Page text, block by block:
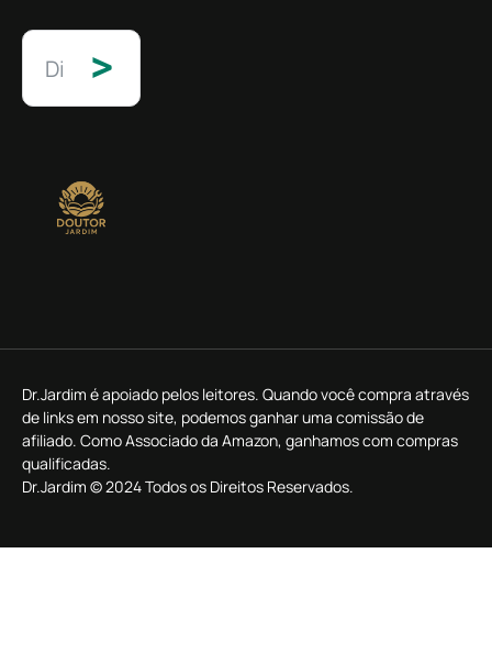
>
Dr.Jardim é apoiado pelos leitores. Quando você compra através
de links em nosso site, podemos ganhar uma comissão de
afiliado. Como Associado da Amazon, ganhamos com compras
qualificadas.
Dr.Jardim © 2024 Todos os Direitos Reservados.